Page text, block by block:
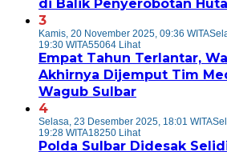
di Balik Penyerobotan
3
Kamis, 20 November 2025, 09:36 WITA
19:30 WITA55064 Lihat
Empat Tahun Terlantar,
Akhirnya Dijemput Tim
Wagub Sulbar
4
Selasa, 23 Desember 2025, 18:01 WITA
19:28 WITA18250 Lihat
Polda Sulbar Didesak